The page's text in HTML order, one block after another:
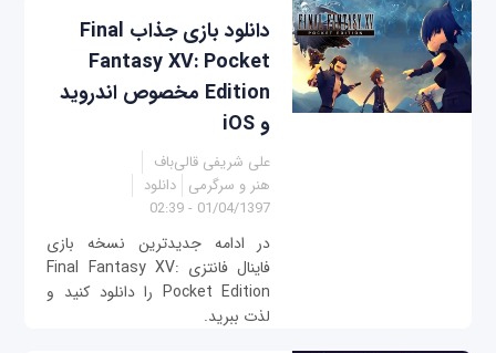
دانلود بازی جذاب Final
Fantasy XV: Pocket
Edition مخصوص اندروید
و iOS
علی شریفی قالی‌باف
هنر و سرگرمی دانلود
01/04/1397 - 02:39
در ادامه جدیدترین نسخه بازی
فاینال فانتزی Final Fantasy XV:
Pocket Edition را دانلود کنید و
لذت ببرید.